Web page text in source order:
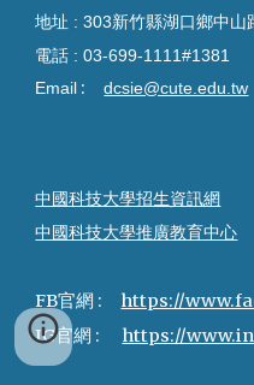
地址 : 303新竹縣湖口鄉中
電話 :03-699-1111#1381
Email :dcsie@cute.edu.tw
中國科技大學招生資訊網
中國科技大學推廣教育中心
FB官網 : https://
IG官網 : https://